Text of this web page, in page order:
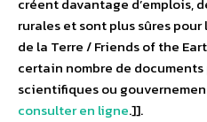
créent davantage d’emplois,
rurales et sont plus sûres
de la Terre / Friends of the
certain nombre de
scientifiques ou
consulter en ligne.]].